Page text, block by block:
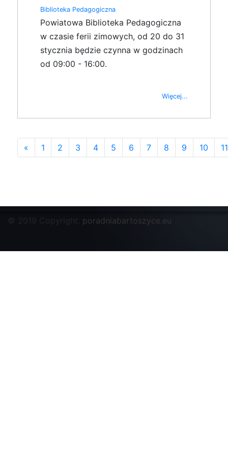
Biblioteka Pedagogiczna
Powiatowa Biblioteka Pedagogiczna
w czasie ferii zimowych, od 20 do 31
stycznia będzie czynna w godzinach
od 09:00 - 16:00.
Więcej...
« 1 2 3 4 5 6 7 8 9 10 11
© 2019 Copyright: poradniabartoszyce.eu